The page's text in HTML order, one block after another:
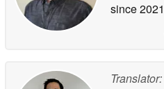
since 2021
Translator: